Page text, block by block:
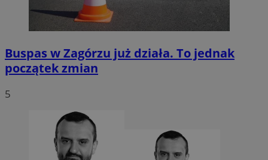
Buspas w Zagórzu już działa. To jednak
początek zmian
5